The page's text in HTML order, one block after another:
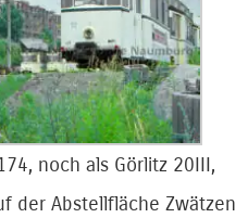
noch als Görlitz 20III,
der Abstellfläche Zwätzen